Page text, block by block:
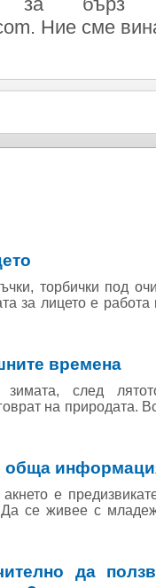
Ние сме
торбички под
за лицето е
времена
след
на природата.
обща
е
се живее с
да